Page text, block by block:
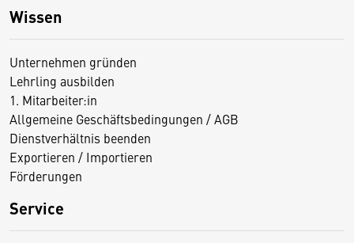
Wissen
Unternehmen gründen
Lehrling ausbilden
1. Mitarbeiter:in
Allgemeine Geschäftsbedingungen / AGB
Dienstverhältnis beenden
Exportieren / Importieren
Förderungen
Service